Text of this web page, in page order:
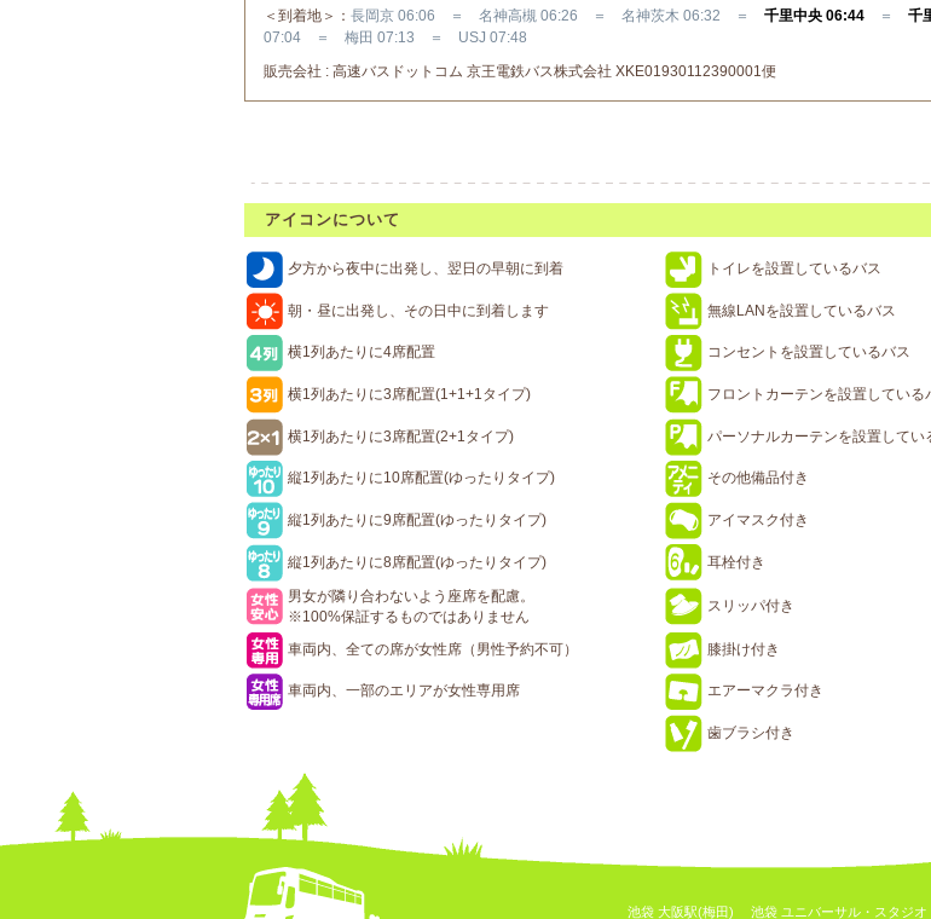
＜到着地＞： 長岡京 06:06 ＝ 名神高槻 06:26 ＝ 名神茨木 06:32 ＝ 千里中央 06:44 ＝ 千
07:04 ＝ 梅田 07:13 ＝ USJ 07:48
販売会社 : 高速バスドットコム 京王電鉄バス株式会社 XKE01930112390001便
アイコンについて
夕方から夜中に出発し、翌日の早朝に到着 トイレを設置しているバス
朝・昼に出発し、その日中に到着します 無線LANを設置しているバス
横1列あたりに4席配置 コンセントを設置しているバス
横1列あたりに3席配置(1+1+1タイプ) フロントカーテンを設置している
横1列あたりに3席配置(2+1タイプ) パーソナルカーテンを設置してい
縦1列あたりに10席配置(ゆったりタイプ) その他備品付き
縦1列あたりに9席配置(ゆったりタイプ) アイマスク付き
縦1列あたりに8席配置(ゆったりタイプ)
耳栓付き
男女が隣り合わないよう座席を配慮。
※100%保証するものではありません
スリッパ付き
車両内、全ての席が女性席（男性予約不可） 膝掛け付き
車両内、一部のエリアが女性専用席 エアーマクラ付き
歯ブラシ付き
池袋 大阪駅(梅田) 池袋 ユニバーサル・スタジオ